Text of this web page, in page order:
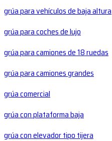
grúa para vehículos de baja altura
grúa para coches de lujo
grúa para camiones de 18 ruedas
grúa para camiones grandes
grúa comercial
grúa con plataforma baja
grúa con elevador tipo tijera